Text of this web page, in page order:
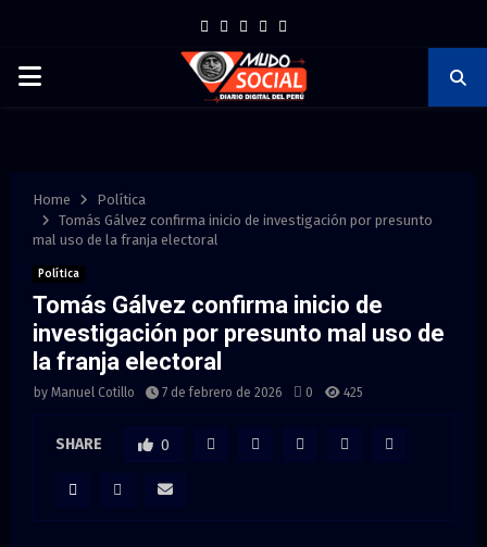
a
c
o
w
i
r
n
s
r
i
n
e
o
u
e
P
M
Home
Política
Tomás Gálvez confirma inicio de investigación por presunto
mal uso de la franja electoral
Política
Tomás Gálvez confirma inicio de
investigación por presunto mal uso de
la franja electoral
by Manuel Cotillo 7 de febrero de 2026 0 425
SHARE 0